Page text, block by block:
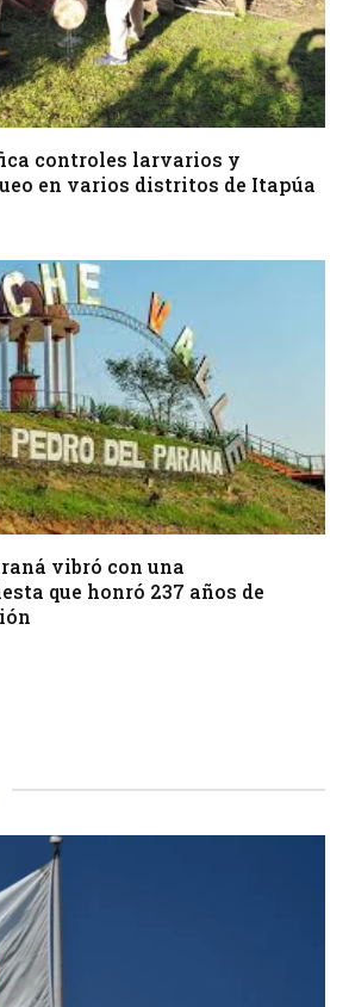
controles larvarios y
en varios distritos de Itapúa
vibró con una
que honró 237 años de